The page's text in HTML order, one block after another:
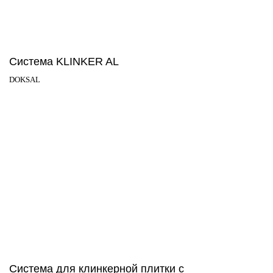
Система KLINKER AL
DOKSAL
Система для клинкерной плитки с